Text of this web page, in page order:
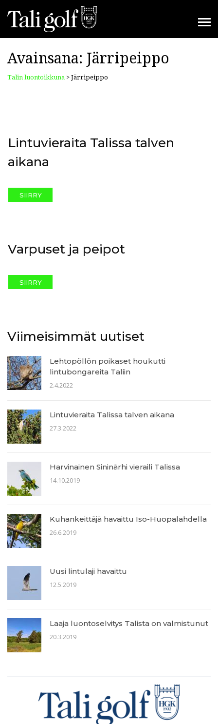
Avainsana: Järripeippo
Talin luontoikkuna > Järripeippo
Lintuvieraita Talissa talven
aikana
SIIRRY
Varpuset ja peipot
SIIRRY
Viimeisimmät uutiset
Lehtopöllön poikaset houkutti
lintubongareita Taliin
2.4.2022
Lintuvieraita Talissa talven aikana
27.3.2022
Harvinainen Sininärhi vieraili Talissa
14.10.2019
Kuhankeittäjä havaittu Iso-Huopalahdella
26.6.2019
Uusi lintulaji havaittu
12.5.2019
Laaja luontoselvitys Talista on valmistunut
20.3.2019